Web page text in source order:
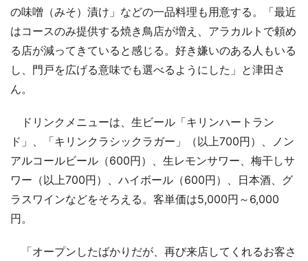
の味噌（みそ）漬け」などの一品料理も用意する。「最近
はコースのみ提供する焼き鳥店が増え、アラカルトで頼め
る店が減ってきていると感じる。好き嫌いのある人もいる
し、門戸を広げる意味でも選べるようにした」と津田さ
ん。
ドリンクメニューは、生ビール「キリンハートラン
ド」、「キリンクラシックラガー」（以上700円）、ノン
アルコールビール（600円）、生レモンサワー、梅干しサ
ワー（以上700円）、ハイボール（600円）、日本酒、グ
ラスワインなどをそろえる。客単価は5,000円～6,000
円。
「オープンしたばかりだが、再び来店してくれるお客さ